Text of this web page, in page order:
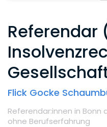
Flick Gocke
Referendar:innen in Bonn
ohne Berufserfahrung